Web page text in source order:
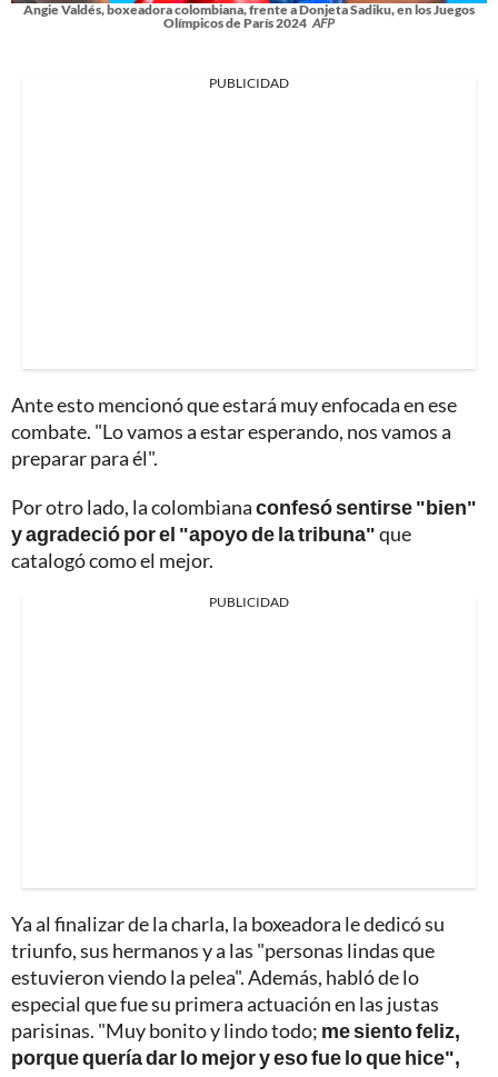
Angie Valdés, boxeadora colombiana, frente a Donjeta Sadiku, en los Juegos
Olímpicos de París 2024 AFP
PUBLICIDAD
Ante esto mencionó que estará muy enfocada en ese
combate. "Lo vamos a estar esperando, nos vamos a
preparar para él".
Por otro lado, la colombianaconfesó sentirse "bien"
y agradeció por el "apoyo de la tribuna"que
catalogó como el mejor.
PUBLICIDAD
Ya al finalizar de la charla, la boxeadora le dedicó su
triunfo, sus hermanos y a las "personas lindas que
estuvieron viendo la pelea". Además, habló de lo
especial que fue su primera actuación en las justas
parisinas. "Muy bonito y lindo todo; me siento feliz,
porque quería dar lo mejor y eso fue lo que hice",